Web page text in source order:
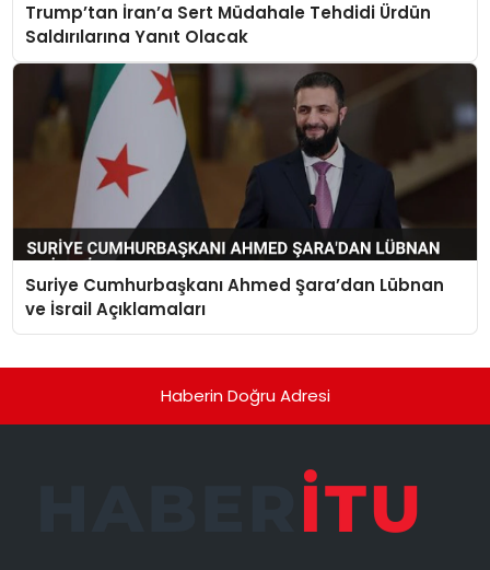
Trump’tan İran’a Sert Müdahale Tehdidi Ürdün
Saldırılarına Yanıt Olacak
Suriye Cumhurbaşkanı Ahmed Şara’dan Lübnan
ve İsrail Açıklamaları
Haberin Doğru Adresi